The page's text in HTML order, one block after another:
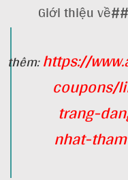
Giới thiệu
thêm:https://
coupons/
trang-
nhat-